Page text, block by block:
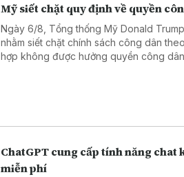
Mỹ siết chặt quy định về quyền
Ngày 6/8, Tổng thống Mỹ Donald
nhằm siết chặt chính sách công dân
hợp không được hưởng quyền công
ChatGPT cung cấp tính năng
miễn phí